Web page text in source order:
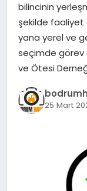
KÖŞE YAZILARI
YAŞAM
SPOR
bilincinin
şekilde faaliyet
yana yerel ve
seçimde görev
ve Ötesi
25 Mart